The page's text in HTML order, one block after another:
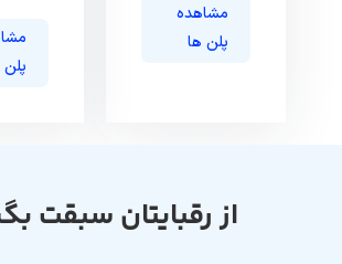
مشاهده
پلن ها
از رقبایتان سبقت